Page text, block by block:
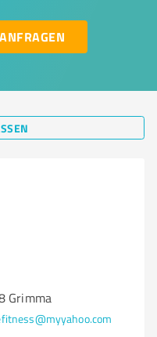
Grimma